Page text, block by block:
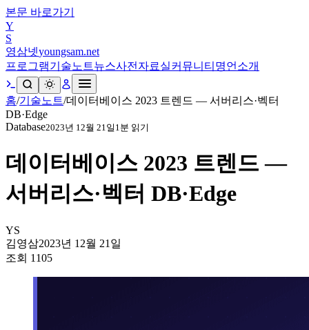
본문 바로가기
Y
S
영삼넷youngsam.net
프로그램기술노트뉴스사전 자료실커뮤니티 명언 소개
홈/기술노트/데이터베이스 2023 트렌드 — 서버리스·벡터
DB·Edge
Database2023년 12월 21일 1분 읽기
데이터베이스 2023 트렌드 —
서버리스·벡터 DB·Edge
YS
김영삼2023년 12월 21일
조회 1105